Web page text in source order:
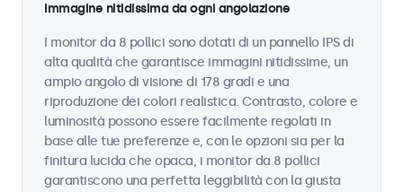
Immagine nitidissima da ogni angolazione
I monitor da 8 pollici sono dotati di un pannello IPS di
alta qualità che garantisce immagini nitidissime, un
ampio angolo di visione di 178 gradi e una
riproduzione dei colori realistica. Contrasto, colore e
luminosità possono essere facilmente regolati in
base alle tue preferenze e, con le opzioni sia per la
finitura lucida che opaca, i monitor da 8 pollici
garantiscono una perfetta leggibilità con la giusta